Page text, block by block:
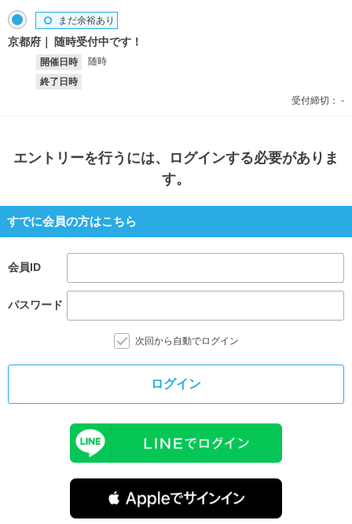
京都府 随時受付中です！
開催日時
随時
終了日時
まだ余裕あり
受付締切： -
エントリーを行うには、ログインする必要がありま
す。
すでに会員の方はこちら
会員ID
パスワード
次回から自動でログイン
ログイン